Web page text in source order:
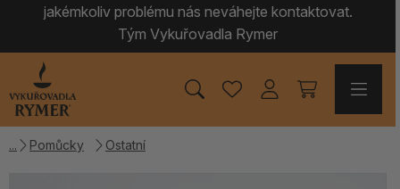
jakémkoliv problému nás neváhejte kontaktovat.
Tým Vykuřovadla Rymer
Pomůcky Ostatní